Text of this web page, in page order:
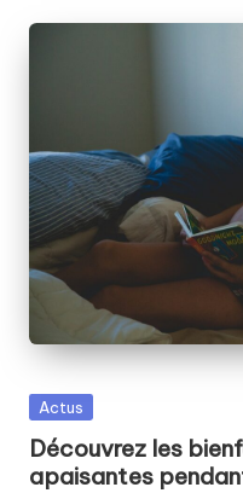
Posted
in
Actus
Découvrez les
apaisantes